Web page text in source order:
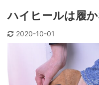
ハイヒールは履
2020-10-01